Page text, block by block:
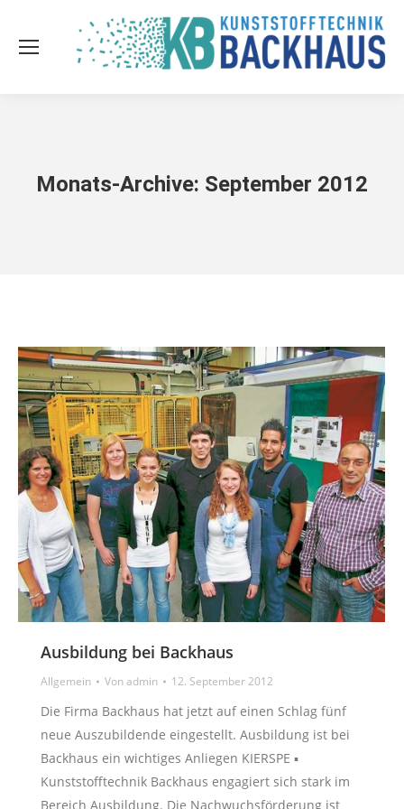
Monats-Archive: September 2012
Ausbildung bei Backhaus
Allgemein Vonadmin 12. September 2012
Die Firma Backhaus hat jetzt auf einen Schlag fünf
neue Auszubildende eingestellt. Ausbildung ist bei
Backhaus ein wichtiges Anliegen KIERSPE ▪
Kunststofftechnik Backhaus engagiert sich stark im
Bereich Ausbildung. Die Nachwuchsförderung ist